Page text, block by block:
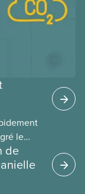
le
et
de